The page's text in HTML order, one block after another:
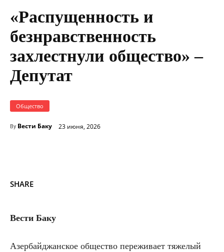
«Распущенность и
безнравственность
захлестнули общество» –
Депутат
Общество
By Вести Баку 23 июня, 2026
SHARE
Вести Баку
Азербайджанское общество переживает тяжелый